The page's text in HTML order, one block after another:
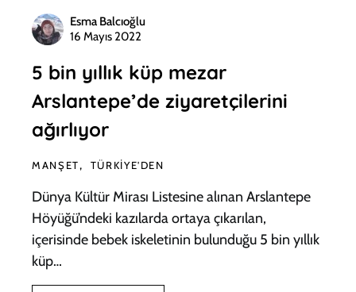
Esma Balcıoğlu
16 Mayıs 2022
5 bin yıllık küp mezar
Arslantepe’de ziyaretçilerini
ağırlıyor
MANŞET TÜRKIYE'DEN
Dünya Kültür Mirası Listesine alınan Arslantepe
Höyüğü’ndeki kazılarda ortaya çıkarılan,
içerisinde bebek iskeletinin bulunduğu 5 bin yıllık
küp…